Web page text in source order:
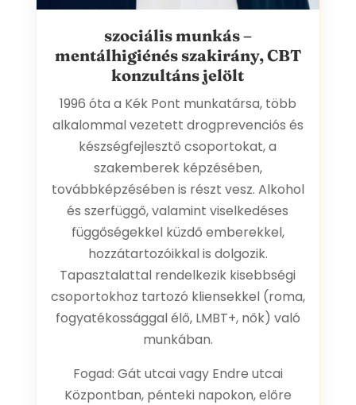
LENCSE MENYHÉRT
szociális munkás –
mentálhigiénés szakirány, CBT
konzultáns jelölt
1996 óta a Kék Pont munkatársa, több
alkalommal vezetett drogprevenciós és
készségfejlesztő csoportokat, a
szakemberek képzésében,
továbbképzésében is részt vesz. Alkohol
és szerfüggő, valamint viselkedéses
függőségekkel küzdő emberekkel,
hozzátartozóikkal is dolgozik.
Tapasztalattal rendelkezik kisebbségi
csoportokhoz tartozó kliensekkel (roma,
fogyatékossággal élő, LMBT+, nők) való
munkában.
Fogad: Gát utcai vagy Endre utcai
Központban, pénteki napokon, előre